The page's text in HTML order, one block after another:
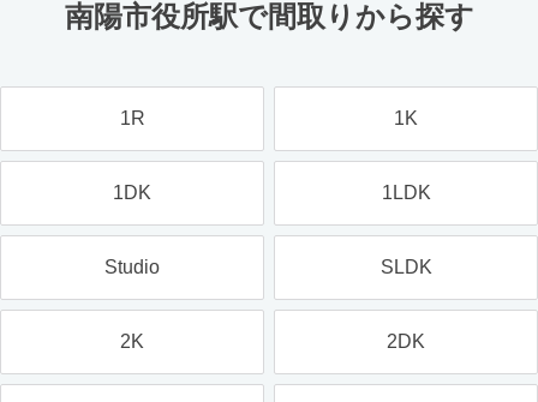
南陽市役所駅で間取りから探す
1R 1K
1DK 1LDK
Studio SLDK
2K 2DK